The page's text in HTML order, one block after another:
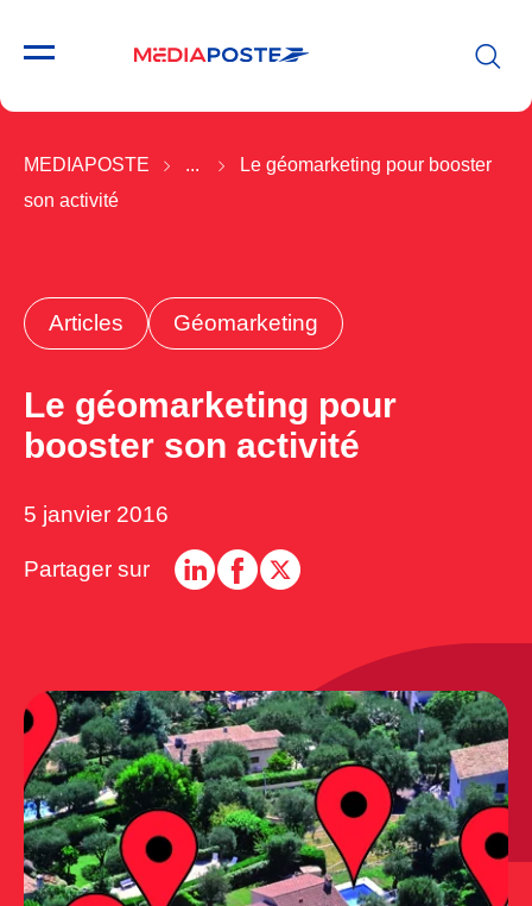
MEDIAPOSTE ...
Le géomarketing pour booster
son activité
Articles Géomarketing
Le géomarketing pour
booster son activité
5 janvier 2016
Partager sur